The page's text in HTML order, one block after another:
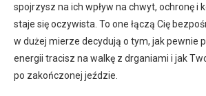
spojrzysz na ich wpływ na chwyt, ochronę i
staje się oczywista. To one łączą Cię
w dużej mierze decydują o tym, jak pewnie
energii tracisz na walkę z drganiami i jak
po zakończonej jeździe.